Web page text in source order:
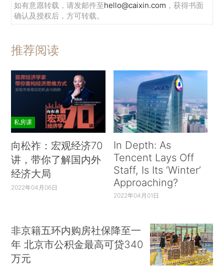
如有意愿转载，请发邮件至hello@caixin.com ，获得书面
确认及授权后，方可转载。
推荐阅读
私房课
向松祚：宏观经济70
讲，带你了解国内外
经济大局
2022年04月06日
In Depth: As
Tencent Lays Off
Staff, Is Its ‘Winter’
Approaching?
2022年04月01日
非京籍五环内购房社保降至一
年 北京市公积金最高可贷340
万元